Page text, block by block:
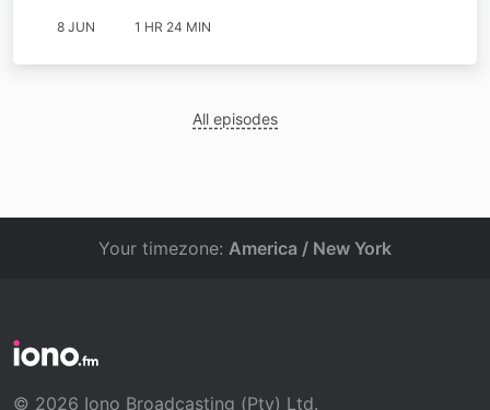
8 JUN 1 HR 24 MIN
All episodes
Your timezone: America / New York
© 2026 Iono Broadcasting (Pty) Ltd.